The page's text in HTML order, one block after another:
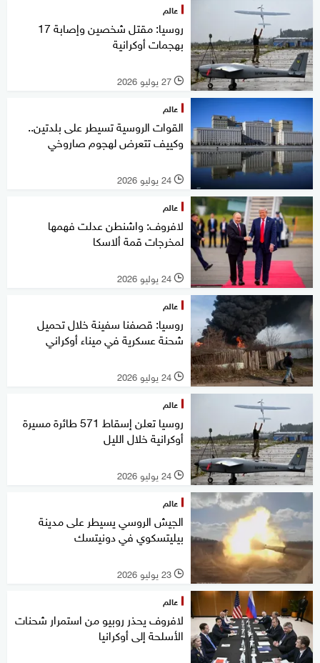
عالم
روسيا: مقتل شخصين وإصابة 17
بهجمات أوكرانية
l 27 يوليو 2026
عالم
القوات الروسية تسيطر على بلدتين..
وكييف تتعرض لهجوم صاروخي
l 24 يوليو 2026
عالم
لافروف: واشنطن عدلت فهمها
لمخرجات قمة ألاسكا
l 24 يوليو 2026
عالم
روسيا: قصفنا سفينة خلال تحميل
شحنة عسكرية في ميناء أوكراني
l 24 يوليو 2026
عالم
روسيا تعلن إسقاط 571 طائرة مسيرة
أوكرانية خلال الليل
l 24 يوليو 2026
عالم
الجيش الروسي يسيطر على مدينة
بيليتسكوي في دونيتسك
l 23 يوليو 2026
عالم
لافروف يحذر روبيو من استمرار شحنات
الأسلحة إلى أوكرانيا